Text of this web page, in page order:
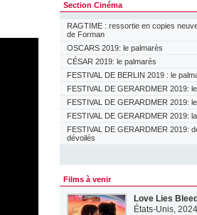
Section Cinéma
RAGTIME : ressortie en copies
de Forman
OSCARS 2019: le palmarès
CÉSAR 2019: le palmarès
FESTIVAL DE BERLIN 2019 : le
FESTIVAL DE GERARDMER 2019:
FESTIVAL DE GERARDMER 2019:
FESTIVAL DE GERARDMER 2019:
FESTIVAL DE GERARDMER 2019:
dévoilés
Films à venir
Love Lies
États-Unis, 2024